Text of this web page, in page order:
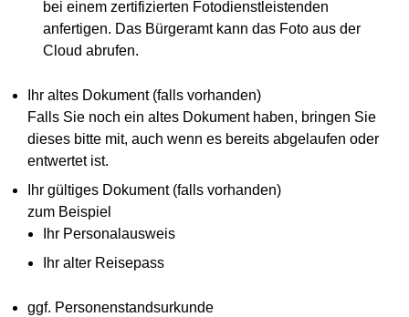
bei einem zertifizierten Fotodienstleistenden
anfertigen. Das Bürgeramt kann das Foto aus der
Cloud abrufen.
Ihr altes Dokument (falls vorhanden)
Falls Sie noch ein altes Dokument haben, bringen Sie
dieses bitte mit, auch wenn es bereits abgelaufen oder
entwertet ist.
Ihr gültiges Dokument (falls vorhanden)
zum Beispiel
Ihr Personalausweis
Ihr alter Reisepass
ggf. Personenstandsurkunde